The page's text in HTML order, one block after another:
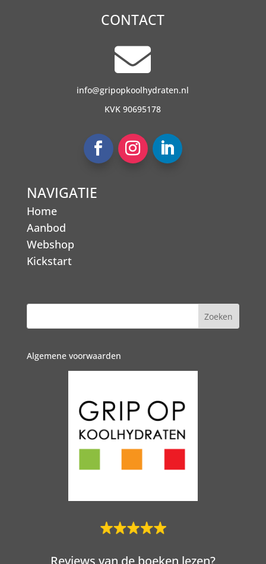
CONTACT

info@gripopkoolhydraten.nl
KVK 90695178
NAVIGATIE
Home
Aanbod
Webshop
Kickstart
Algemene voorwaarden
Reviews van de boeken lezen?